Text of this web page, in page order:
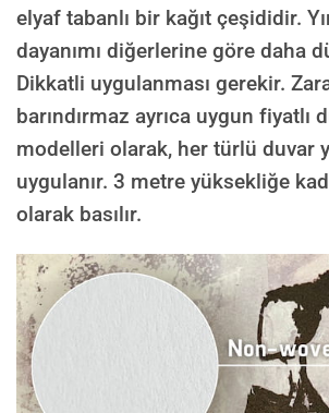
elyaf tabanlı bir kağıt çeşididir.
dayanımı diğerlerine göre daha
Dikkatli uygulanması gerekir.
barındırmaz ayrıca uygun fiyatlı
modelleri olarak, her türlü duvar
uygulanır. 3 metre yüksekliğe
olarak basılır.